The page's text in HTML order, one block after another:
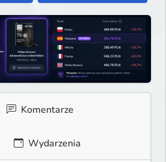
Komentarze
Wydarzenia